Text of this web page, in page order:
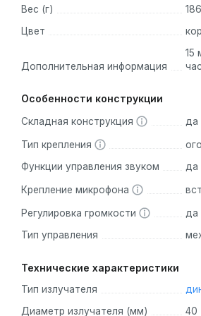
использовании во время
устройствами и обеспечивает
звукоизоляцию и
аудиооборудованием,
отлично подходит для
Audio-Technica ATH-M50x:
В
истинным меломанам.
обеспечивают чистый и
кабелей. Наушники ATH-M50x
идеальными для просмотра
удачно сочетают невероятно
Вес (г)
186
Цвет
Дополнительная информация
15
Особенности конструкции
Складная конструкция да
Тип крепления
Функции управления звуком
да
Крепление микрофона
Регулировка громкости
да
Тип управления
Технические характеристики
Тип излучателя
Диаметр излучателя (мм)
40